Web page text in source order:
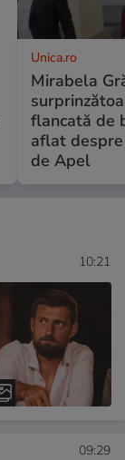
Unica.ro
Mirabela
flancată de
aflat
de Apel
10:21
09:29